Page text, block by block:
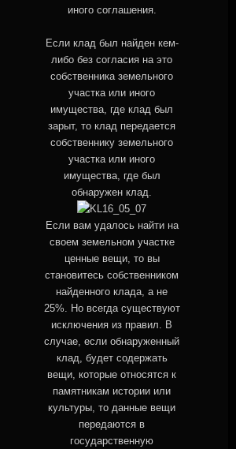
иного соглашения.
Если клад был найден кем-
либо без согласия на это
собственника земельного
участка или иного
имущества, где клад был
зарыт, то клад передается
собственнику земельного
участка или иного
имущества, где был
обнаружен клад.
Если вам удалось найти на
своем земельном участке
ценные вещи, то вы
становитесь собственником
найденного клада, а не
25%. Но всегда существуют
исключения из правил. В
случае, если обнаруженный
клад, будет содержать
вещи, которые относятся к
памятникам истории или
культуры, то данные вещи
передаются в
государственную